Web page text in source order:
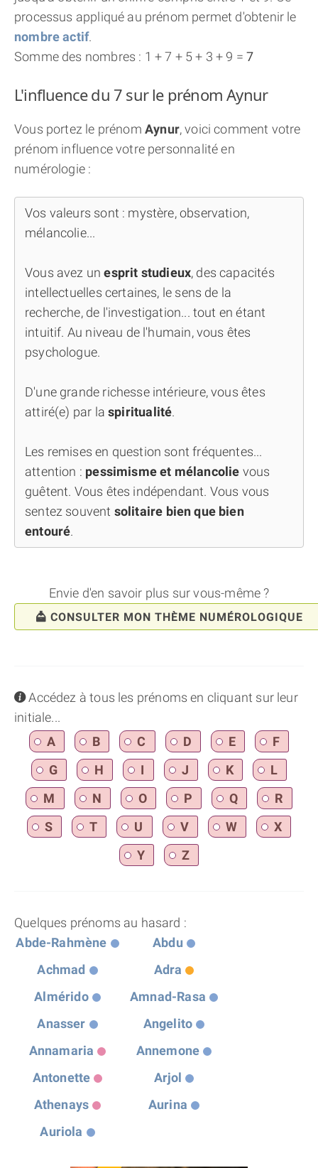
processus appliqué au prénom permet d'obtenir le
nombre actif.
Somme des nombres : 1 + 7 + 5 + 3 + 9 =7
L'influence du 7 sur le prénom Aynur
Vous portez le prénom Aynur, voici comment votre
prénom influence votre personnalité en
numérologie :
Vos valeurs sont : mystère, observation,
mélancolie...
Vous avez unesprit studieux, des capacités
intellectuelles certaines, le sens de la
recherche, de l'investigation... tout en étant
intuitif. Au niveau de l'humain, vous êtes
psychologue.
D'une grande richesse intérieure, vous êtes
attiré(e) par laspiritualité.
Les remises en question sont fréquentes...
attention : pessimisme et mélancolie vous
guêtent. Vous êtes indépendant. Vous vous
sentez souvent solitaire bien que bien
entouré.
Envie d'en savoir plus sur vous-même ?
CONSULTER MON THÈME NUMÉROLOGIQUE
infoAccédez à tous les prénoms en cliquant sur leur
initiale...
A
B C D E
F
G
H I J K
L
M
N O P Q
R
S
T U V W
X
Y
Z
Quelques prénoms au hasard :
Abde-Rahmène
Abdu
Achmad
Adra
Almérido
Amnad-Rasa
Anasser
Angelito
Annamaria
Annemone
Antonette
Arjol
Athenays
Aurina
Auriola